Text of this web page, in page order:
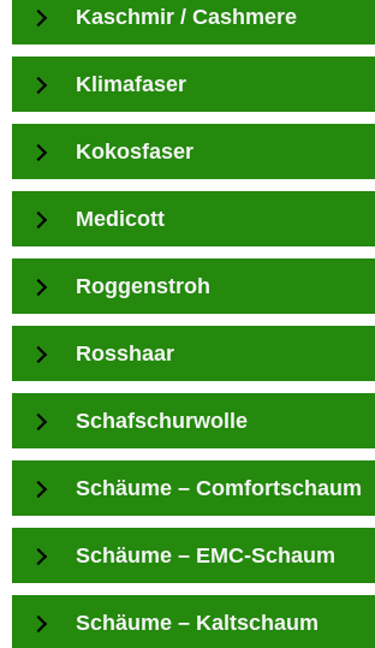
Kaschmir / Cashmere
Klimafaser
Kokosfaser
Medicott
Roggenstroh
Rosshaar
Schafschurwolle
Schäume – Comfortschaum
Schäume – EMC-Schaum
Schäume – Kaltschaum